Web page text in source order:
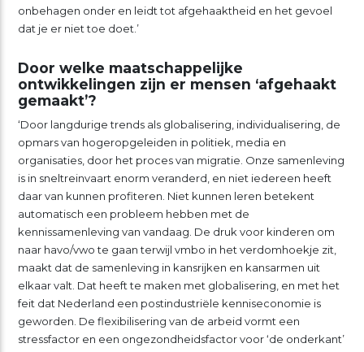
onbehagen onder en leidt tot afgehaaktheid en het gevoel
dat je er niet toe doet.’
Door welke maatschappelijke
ontwikkelingen zijn er mensen ‘afgehaakt
gemaakt’?
‘Door langdurige trends als globalisering, individualisering, de
opmars van hogeropgeleiden in politiek, media en
organisaties, door het proces van migratie. Onze samenleving
is in sneltreinvaart enorm veranderd, en niet iedereen heeft
daar van kunnen profiteren. Niet kunnen leren betekent
automatisch een probleem hebben met de
kennissamenleving van vandaag. De druk voor kinderen om
naar havo/vwo te gaan terwijl vmbo in het verdomhoekje zit,
maakt dat de samenleving in kansrijken en kansarmen uit
elkaar valt. Dat heeft te maken met globalisering, en met het
feit dat Nederland een postindustriële kenniseconomie is
geworden. De flexibilisering van de arbeid vormt een
stressfactor en een ongezondheidsfactor voor ‘de onderkant’